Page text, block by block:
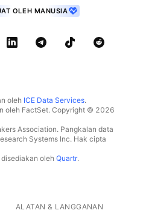
OLEH MANUSIA
oleh ICE Data Services.
oleh FactSet. Copyright © 2026
Association. Pangkalan data
Systems Inc. Hak cipta
oleh Quartr.
ALATAN & LANGGANAN